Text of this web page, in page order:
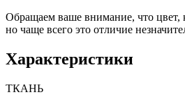
Обращаем ваше внимание, что цвет,
но чаще всего это отличие
Характеристики
ТКАНЬ